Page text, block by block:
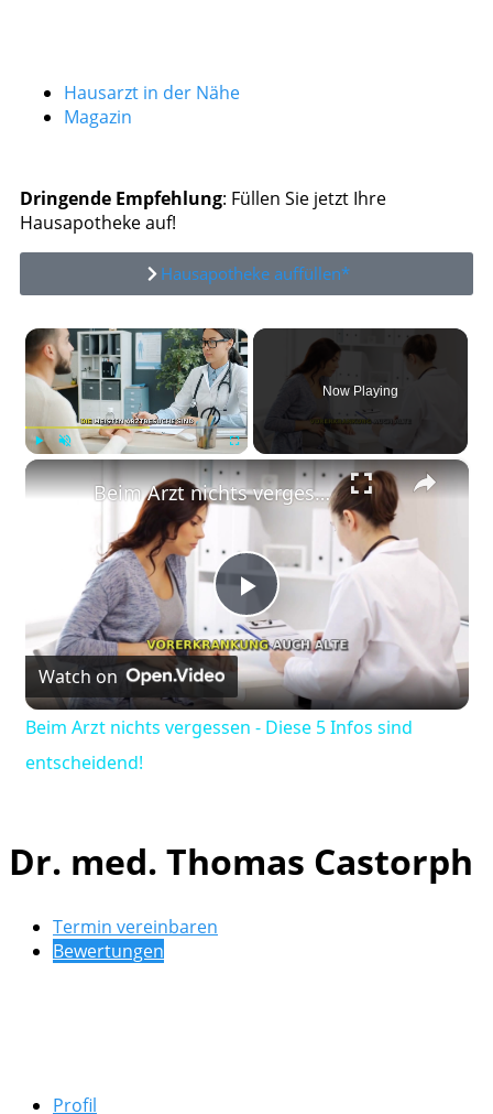
Hausarzt in der Nähe
Magazin
Dringende Empfehlung: Füllen Sie jetzt Ihre
Hausapotheke auf!
Hausapotheke auffüllen*
×
Now Playing
×
Play
Video
Beim Arzt nichts vergessen - Diese 5 Infos sind entscheidend!
Watch on
Beim Arzt nichts vergessen - Diese 5 Infos sind
entscheidend!
Dr. med. Thomas Castorph
Termin vereinbaren
Bewertungen
Profil